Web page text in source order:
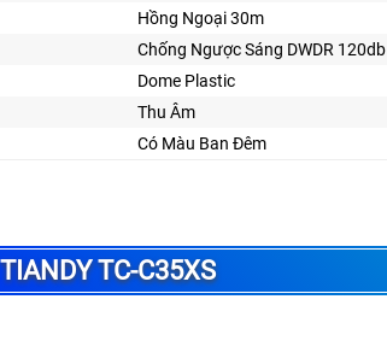
Hồng Ngoại 30m
Chống Ngược Sáng DWDR 120db
Dome Plastic
Thu Âm
Có Màu Ban Ðêm
TC-C35XS